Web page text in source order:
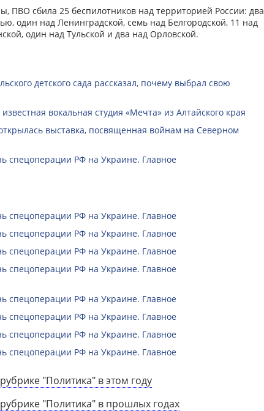
ПВО сбила 25 беспилотников над территорией России: два
один над Ленинградской, семь над Белгородской, 11 над
один над Тульской и два над Орловской.
детского сада рассказал, почему выбрал свою
вокальная студия «Мечта» из Алтайского края
выставка, посвященная войнам на Северном
спецоперации РФ на Украине. Главное
спецоперации РФ на Украине. Главное
спецоперации РФ на Украине. Главное
спецоперации РФ на Украине. Главное
спецоперации РФ на Украине. Главное
спецоперации РФ на Украине. Главное
спецоперации РФ на Украине. Главное
спецоперации РФ на Украине. Главное
спецоперации РФ на Украине. Главное
"Политика" в этом году
"Политика" в прошлых годах